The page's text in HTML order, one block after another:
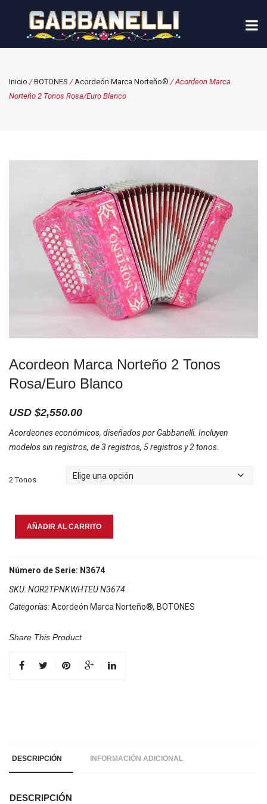
Inicio /BOTONES /Acordeón Marca Norteño® / Acordeon Marca
Norteño 2 Tonos Rosa/Euro Blanco
Acordeon Marca Norteño 2 Tonos
Rosa/Euro Blanco
USD $2,550.00
Acordeones económicos, diseñados por Gabbanelli. Incluyen
modelos sin registros, de 3 registros, 5 registros y 2 tonos.
2 Tonos
Acordeon
2
Rosa/Euro
Blanco
AÑADIR AL CARRITO
Número de Serie: N3674
SKU:NOR2TPNKWHTEU N3674
Categorías:Acordeón Marca Norteño®, BOTONES
Share This Product
DESCRIPCIÓN INFORMACIÓN ADICIONAL
DESCRIPCIÓN